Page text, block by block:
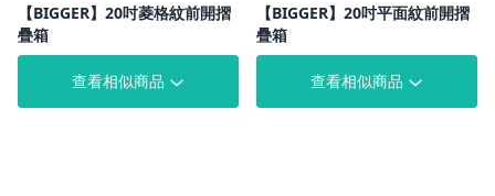
【BIGGER】20吋菱格紋前開摺
疊箱
查看相似商品
【BIGGER】20吋平面紋前開摺
疊箱
查看相似商品